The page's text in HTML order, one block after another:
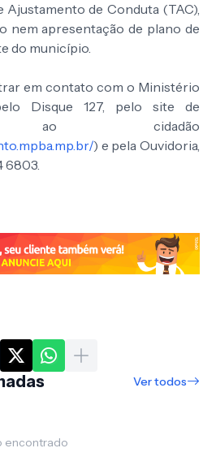
Ajustamento de Conduta (TAC),
nem apresentação de plano de
do município.
em contato com o Ministério
Disque 127, pelo site de
ao cidadão
) e pela Ouvidoria,
6803.
Ver todos
encontrado